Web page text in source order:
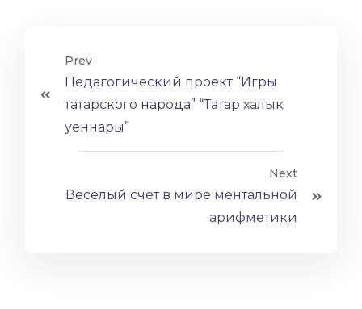
Prev
Педагогический проект “Игры
татарского народа” “Татар халык
уеннары”
Next
Веселый счет в мире ментальной
арифметики